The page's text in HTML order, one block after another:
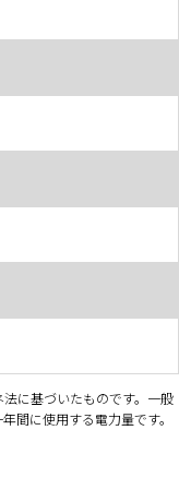
に基づいたものです。一般
間に使用する電力量です。